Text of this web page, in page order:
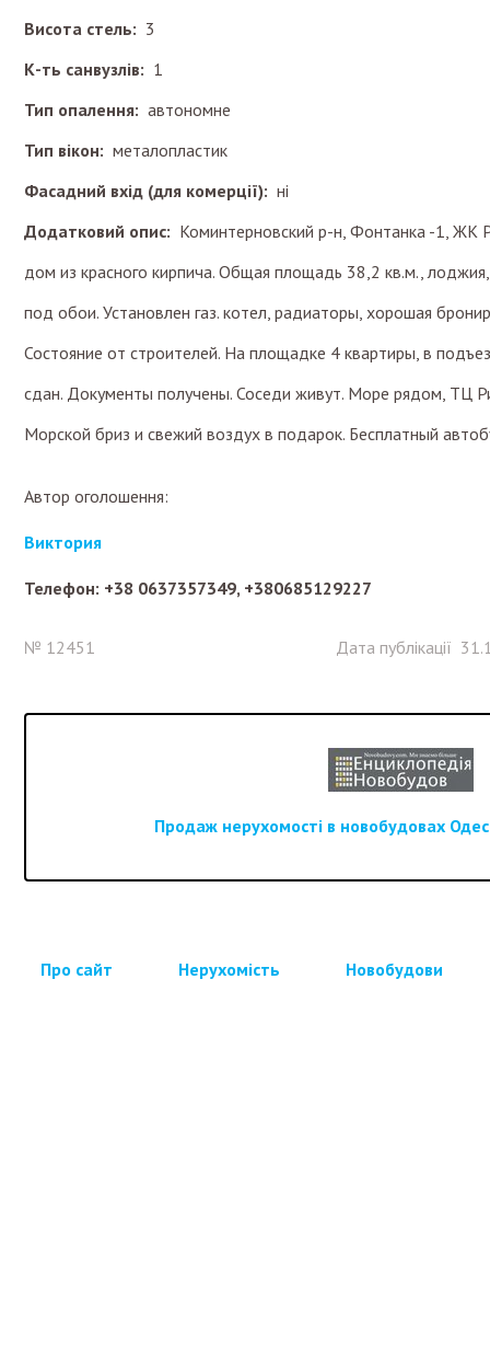
Висота стель: 3
К-ть санвузлів: 1
Тип опалення: автономне
Тип вікон: металопластик
Фасадний вхід (для комерції): ні
Додатковий опис: Коминтерновский р-н, Фонтанка -1, ЖК
дом из красного кирпича. Общая площадь 38,2 кв.м.,
под обои. Установлен газ. котел, радиаторы, хорошая
Состояние от строителей. На площадке 4 квартиры, в
сдан. Документы получены. Соседи живут. Море рядом, ТЦ
Морской бриз и свежий воздух в подарок. Бесплатный
Автор оголошення:
Виктория
Телефон: +38 0637357349, +380685129227
№ 12451 Дата публікації
Продаж нерухомості в новобудовах
Про сайт Нерухомість Новобудови